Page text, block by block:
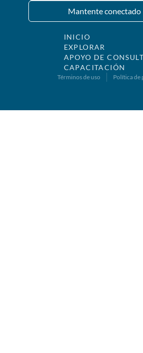
Mantente conectado
INICIO
EXPLORAR
APOYO DE
CAPACITACIÓN
Términos de uso Política de